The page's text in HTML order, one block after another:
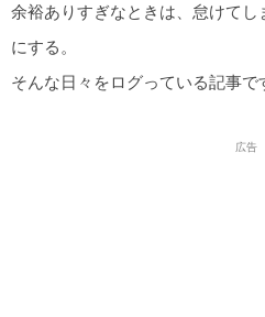
余裕ありすぎなときは、怠けて
にする。
そんな日々をログっている記事で
広告